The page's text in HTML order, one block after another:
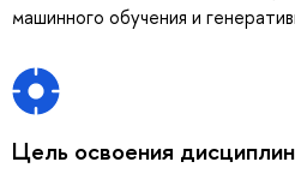
машинного обучения и
Цель освоения